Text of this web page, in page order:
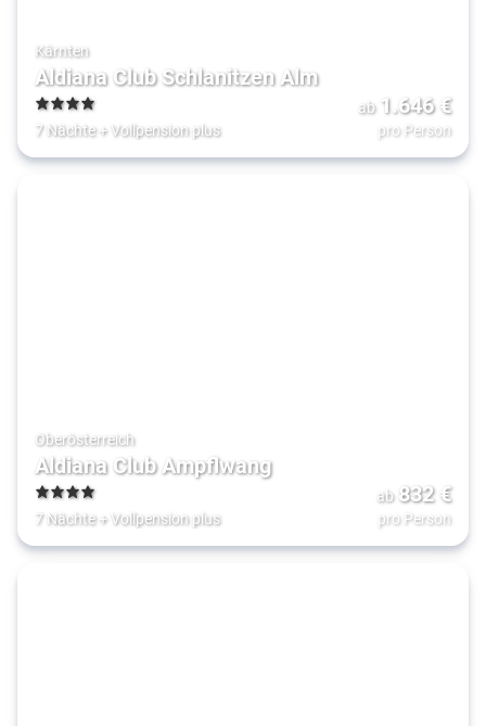
Kärnten
Aldiana Club Schlanitzen Alm
4
7 Nächte+ Vollpension plus
ab 1.646€
pro Person
Oberösterreich
Aldiana Club Ampflwang
4
7 Nächte+ Vollpension plus
ab 832€
pro Person